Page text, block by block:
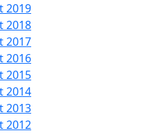
2019
2018
2017
2016
2015
2014
2013
2012